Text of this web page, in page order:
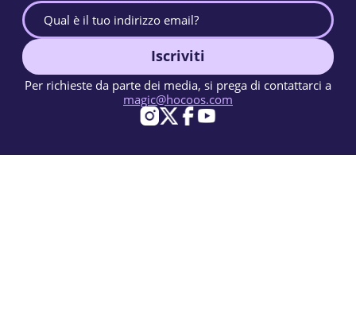
Iscriviti
Per richieste da parte dei media, si prega di contattarci a
magic@hocoos.com